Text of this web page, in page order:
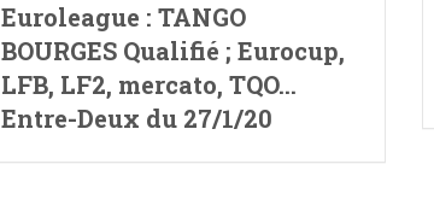
Euroleague : TANGO
BOURGES Qualifié ; Eurocup,
LFB, LF2, mercato, TQO…
Entre-Deux du 27/1/20